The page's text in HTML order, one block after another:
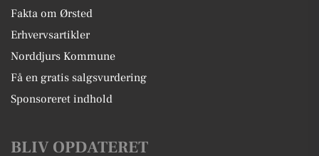
Fakta om Ørsted
Erhvervsartikler
Norddjurs Kommune
Få en gratis salgsvurdering
Sponsoreret indhold
BLIV OPDATERET